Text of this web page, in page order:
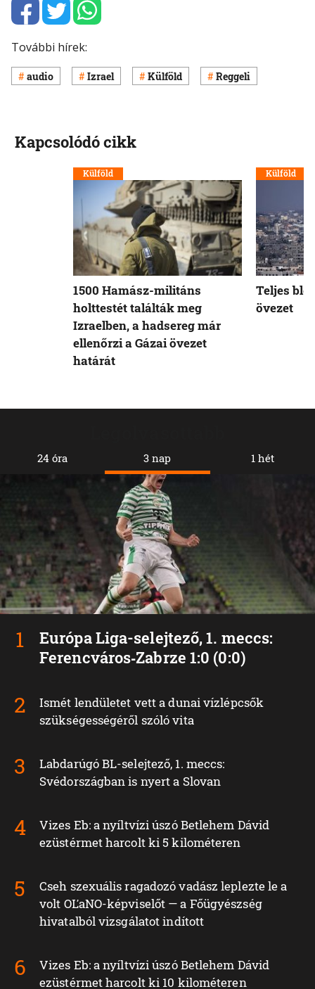
További hírek:
audio Izrael Külföld Reggeli
24 óra 3 nap
Európa Liga-selejtező, 1. meccs:
Ferencváros‑Zabrze 1:0 (0:0)
Ismét lendületet vett a dunai vízlépcsők
szükségességéről szóló vita
Labdarúgó BL-selejtező, 1. meccs:
Svédországban is nyert a Slovan
Vizes Eb: a nyíltvízi úszó Betlehem Dávid
ezüstérmet harcolt ki 5 kilométeren
Cseh szexuális ragadozó vadász leplezte le a
volt OĽaNO-képviselőt — a Főügyészség
hivatalból vizsgálatot indított
Vizes Eb: a nyíltvízi úszó Betlehem Dávid
ezüstérmet harcolt ki 10 kilométeren
1 hét
Kapcsolódó cikk
Külföld
1500 Hamász-militáns
holttestét találták meg
Izraelben, a hadsereg már
ellenőrzi a Gázai övezet
határát
Külföld
Teljes
övezet